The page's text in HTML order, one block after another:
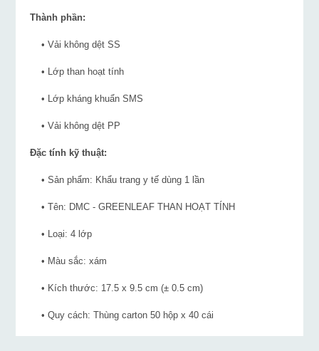
Thành phần:
• Vải không dệt SS
• Lớp than hoạt tính
• Lớp kháng khuẩn SMS
• Vải không dệt PP
Đặc tính kỹ thuật:
• Sản phẩm: Khẩu trang y tế dùng 1 lần
• Tên: DMC - GREENLEAF THAN HOẠT TÍNH
• Loại: 4 lớp
• Màu sắc: xám
• Kích thước: 17.5 x 9.5 cm (± 0.5 cm)
• Quy cách: Thùng carton 50 hộp x 40 cái